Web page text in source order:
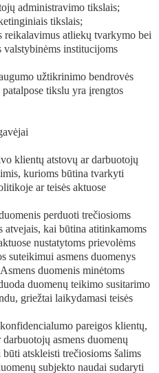
administravimo tikslais;
tikslais;
reikalavimus atliekų tvarkymo bei
valstybinėms institucijoms
užtikrinimo bendrovės
tikslu yra įrengtos
klientų atstovų ar darbuotojų
kurioms būtina tvarkyti
ar teisės aktuose
perduoti trečiosioms
kai būtina atitinkamoms
nustatytoms prievolėms
suteikimui asmens duomenys
duomenis minėtoms
duomenų teikimo susitarimo
griežtai laikydamasi teisės
pareigos klientų,
asmens duomenų
atskleisti trečiosioms šalims
subjekto naudai sudaryti